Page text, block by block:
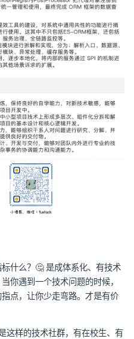
什么？🤔 是成体系化、有技术
你遇到一个技术问题的时候，
点，让你少走弯路。才是有价
这样的技术社群，有在校生、有